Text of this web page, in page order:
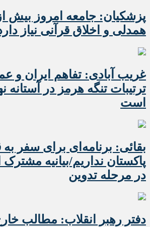
پزشکیان: جامعه امروز بیش
همدلی و اخلاق قرآنی نیاز
غریب آبادی: تفاهم ایران و
ترتیبات تنگه هرمز در آستانه
است
بقائی: برنامه‌ای برای سفر
پاکستان نداریم/بیانیه
در مرحله تدوین
دفتر رهبر انقلاب: مطالب